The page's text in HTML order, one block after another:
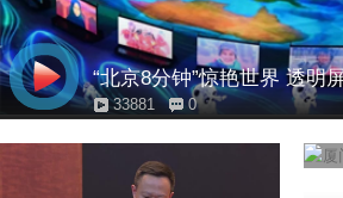
“北京8分钟”惊艳世界 透明
33881 0